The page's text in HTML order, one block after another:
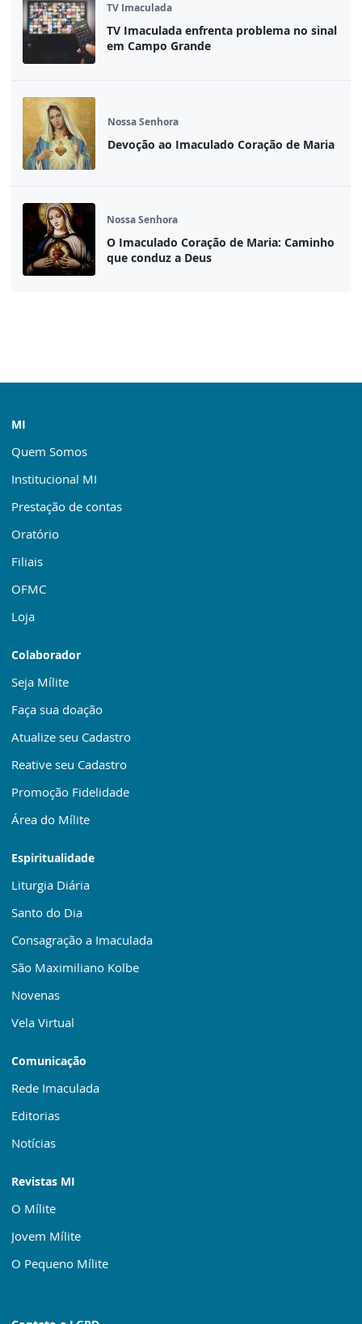
TV Imaculada
TV Imaculada enfrenta problema no sinal
em Campo Grande
Nossa Senhora
Devoção ao Imaculado Coração de Maria
Nossa Senhora
O Imaculado Coração de Maria: Caminho
que conduz a Deus
MI
Quem Somos
Institucional MI
Prestação de contas
Oratório
Filiais
OFMC
Loja
Colaborador
Seja Mílite
Faça sua doação
Atualize seu Cadastro
Reative seu Cadastro
Promoção Fidelidade
Área do Mílite
Espiritualidade
Liturgia Diária
Santo do Dia
Consagração a Imaculada
São Maximiliano Kolbe
Novenas
Vela Virtual
Comunicação
Rede Imaculada
Editorias
Notícias
Revistas MI
O Mílite
Jovem Mílite
O Pequeno Mílite